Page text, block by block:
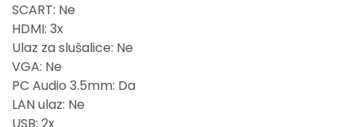
SCART: Ne
HDMI: 3x
Ulaz za slušalice: Ne
VGA: Ne
PC Audio 3.5mm: Da
LAN ulaz: Ne